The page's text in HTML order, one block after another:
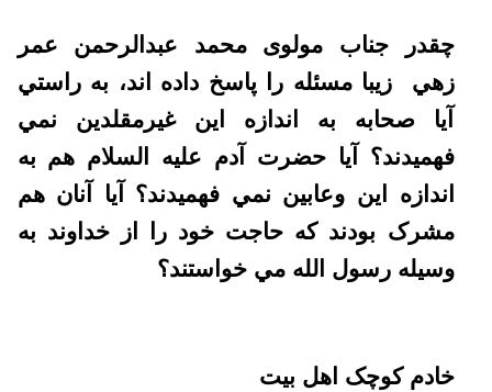
چقدر جناب مولوی محمد عبدالرحمن عمر
زهي زيبا مسئله را پاسخ داده اند، به راستي
آيا صحابه به اندازه اين غيرمقلدين نمي
فهميدند؟ آيا حضرت آدم عليه السلام هم به
اندازه اين وعابين نمي فهميدند؟ آيا آنان هم
مشرک بودند که حاجت خود را از خداوند به
وسيله رسول الله مي خواستند؟
خادم کوچک اهل بیت